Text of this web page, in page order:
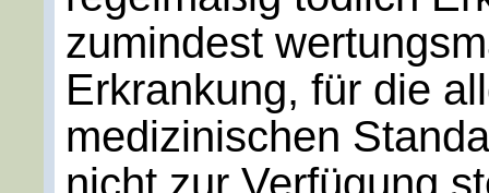
zumindest
Erkrankung, für die
medizinischen
nicht zur Verfügung